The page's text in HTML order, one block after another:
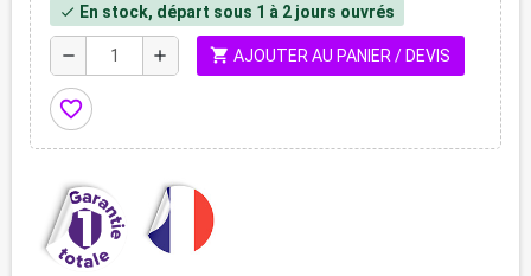
check En stock, départ sous 1 à 2 jours ouvrés
remove add shopping_cart AJOUTER AU PANIER / DEVIS
favorite_border